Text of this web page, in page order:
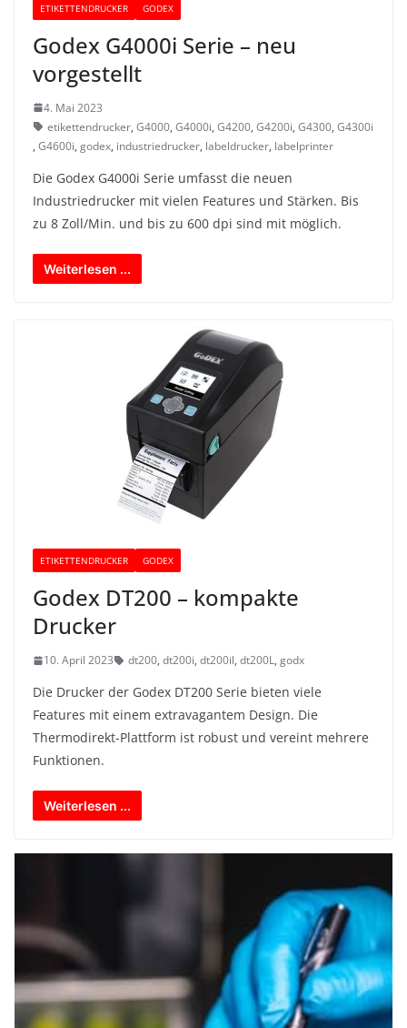
ETIKETTENDRUCKER GODEX
Godex G4000i Serie – neu
vorgestellt
4. Mai 2023
etikettendrucker, G4000, G4000i, G4200, G4200i, G4300, G4300i
, G4600i, godex, industriedrucker, labeldrucker, labelprinter
Die Godex G4000i Serie umfasst die neuen
Industriedrucker mit vielen Features und Stärken. Bis
zu 8 Zoll/Min. und bis zu 600 dpi sind mit möglich.
Weiterlesen ...
ETIKETTENDRUCKER GODEX
Godex DT200 – kompakte
Drucker
10. April 2023 dt200, dt200i, dt200il, dt200L, godx
Die Drucker der Godex DT200 Serie bieten viele
Features mit einem extravagantem Design. Die
Thermodirekt-Plattform ist robust und vereint mehrere
Funktionen.
Weiterlesen ...